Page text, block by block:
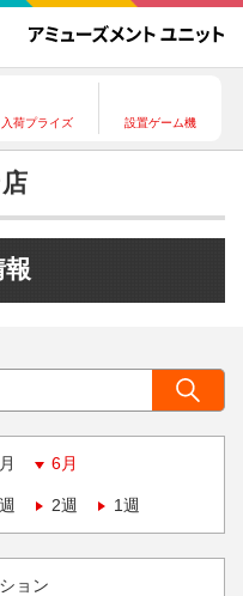
入荷プライズ 設置ゲーム機
6月
2週 1週
ョン